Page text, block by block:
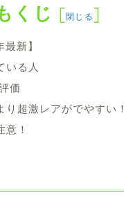
くじ [閉じる]
新】
いる人
価
超激レアがでやすい！
！